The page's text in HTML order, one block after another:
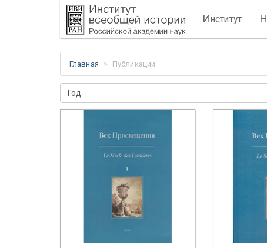
Институт Н
Главная Публикации
Год